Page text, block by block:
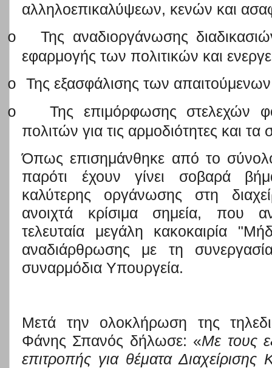
αλληλοεπικαλύψεων, κενών και
o
Της αναδιοργάνωσης
εφαρμογής των πολιτικών και
o
Της εξασφάλισης των
o
Της επιμόρφωσης στελεχών
πολιτών για τις αρμοδιότητες και τα
Όπως επισημάνθηκε από το
παρότι έχουν γίνει σοβαρά
καλύτερης οργάνωσης στη
ανοιχτά κρίσιμα σημεία, που
τελευταία μεγάλη κακοκαιρία
αναδιάρθρωσης με τη
συναρμόδια Υπουργεία.
Μετά την ολοκλήρωση της
Φάνης Σπανός δήλωσε: «Με τους
επιτροπής για θέματα